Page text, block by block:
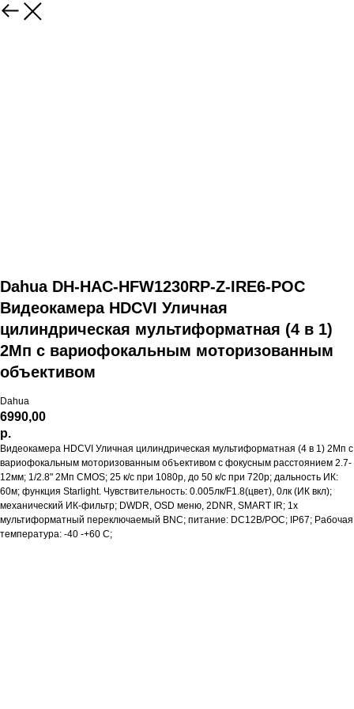
Dahua DH-HAC-HFW1230RP-Z-IRE6-POC
Видеокамера HDCVI Уличная
цилиндрическая мультиформатная (4 в 1)
2Мп с вариофокальным моторизованным
объективом
Dahua
6990,00
р.
Видеокамера HDCVI Уличная цилиндрическая мультиформатная (4 в 1) 2Мп с
вариофокальным моторизованным объективом с фокусным расстоянием 2.7-
12мм; 1/2.8" 2Mп CMOS; 25 к/с при 1080р, до 50 к/с при 720p; дальность ИК:
60м; функция Starlight. Чувствительность: 0.005лк/F1.8(цвет), 0лк (ИК вкл);
механический ИК-фильтр; DWDR, OSD меню, 2DNR, SMART IR; 1x
мультиформатный переключаемый BNC; питание: DC12В/POC; IP67; Рабочая
температура: -40 -+60 С;